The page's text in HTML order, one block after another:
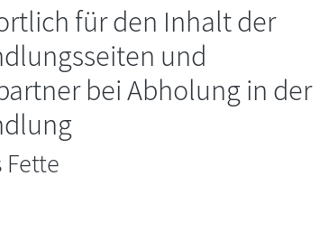
für den Inhalt der
und
bei Abholung in der
Fette